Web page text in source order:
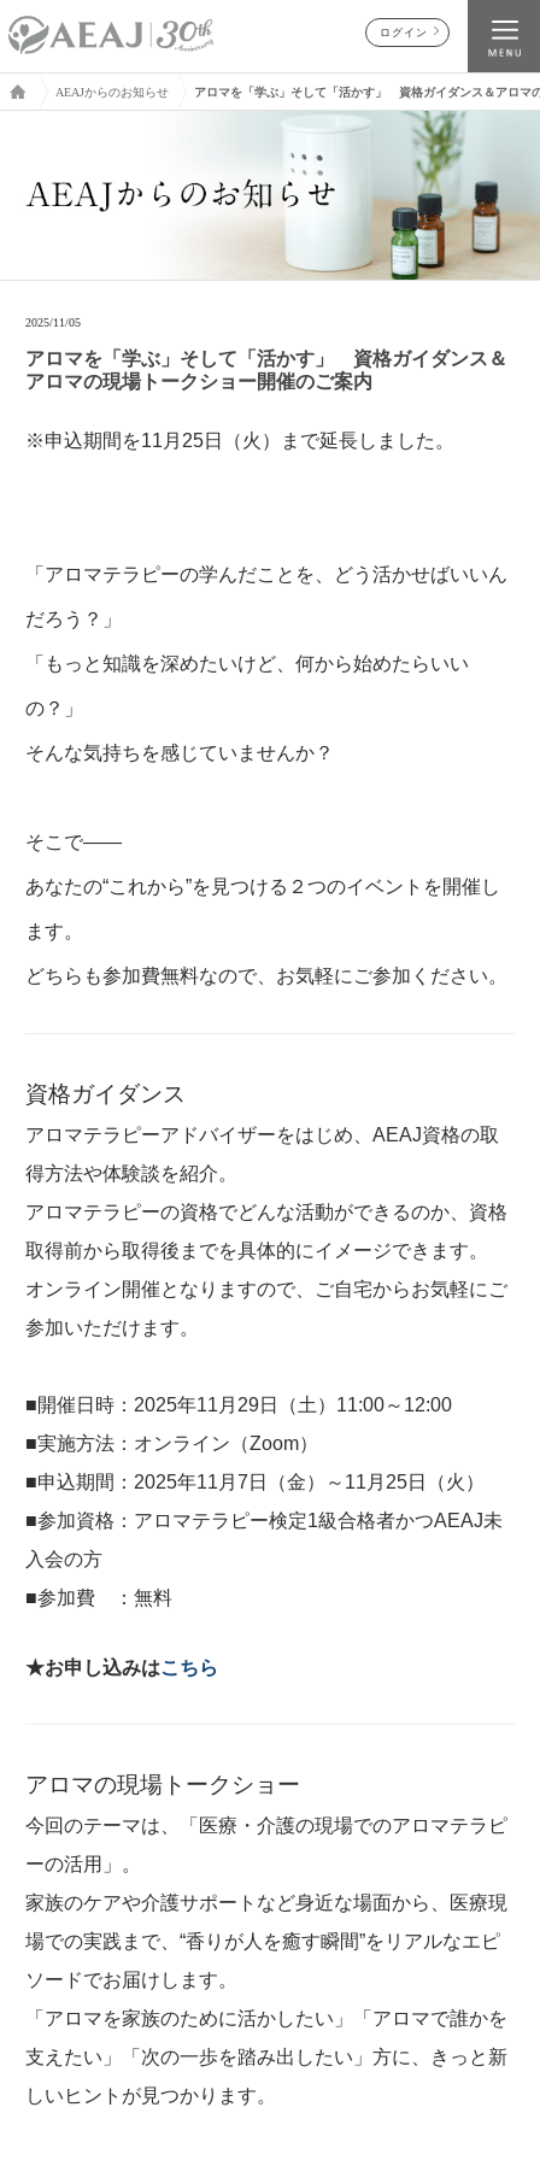
ログイン
AEAJからのお知らせ アロマを「学ぶ」そして「活かす」 資格ガイダンス＆アロマ
2025/11/05
アロマを「学ぶ」そして「活かす」 資格ガイダンス＆
アロマの現場トークショー開催のご案内
※申込期間を11月25日（火）まで延長しました。
「アロマテラピーの学んだことを、どう活かせばいいん
だろう？」
「もっと知識を深めたいけど、何から始めたらいい
の？」
そんな気持ちを感じていませんか？
そこで——
あなたの“これから”を見つける２つのイベントを開催し
ます。
どちらも参加費無料なので、お気軽にご参加ください。
資格ガイダンス
アロマテラピーアドバイザーをはじめ、AEAJ資格の取
得方法や体験談を紹介。
アロマテラピーの資格でどんな活動ができるのか、資格
取得前から取得後までを具体的にイメージできます。
オンライン開催となりますので、ご自宅からお気軽にご
参加いただけます。
■開催日時：2025年11月29日（土）11:00～12:00
■実施方法：オンライン（Zoom）
■申込期間：2025年11月7日（金）～11月25日（火）
■参加資格：アロマテラピー検定1級合格者かつAEAJ未
入会の方
■参加費 ：無料
★お申し込みはこちら
アロマの現場トークショー
今回のテーマは、「医療・介護の現場でのアロマテラピ
ーの活用」。
家族のケアや介護サポートなど身近な場面から、医療現
場での実践まで、“香りが人を癒す瞬間”をリアルなエピ
ソードでお届けします。
「アロマを家族のために活かしたい」「アロマで誰かを
支えたい」「次の一歩を踏み出したい」方に、きっと新
しいヒントが見つかります。